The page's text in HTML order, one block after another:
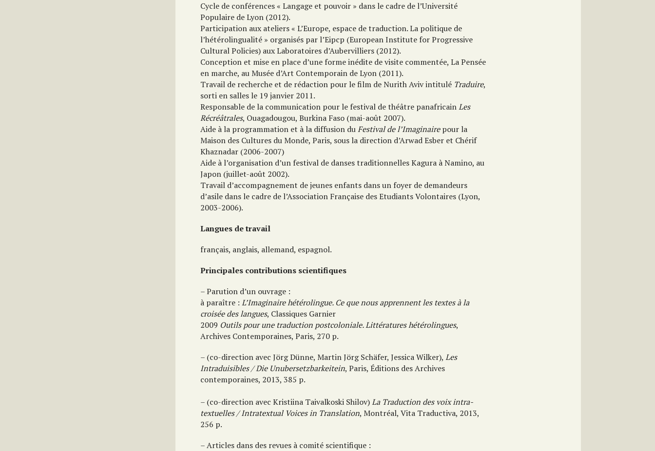
Cycle de conférences « Langage et pouvoir » dans le cadre de l’Université
Populaire de Lyon (2012).
Participation aux ateliers « L’Europe, espace de traduction. La politique de
l’hétérolingualité » organisés par l’Eipcp (European Institute for Progressive
Cultural Policies) aux Laboratoires d’Aubervilliers (2012).
Conception et mise en place d’une forme inédite de visite commentée, La Pensée
en marche, au Musée d’Art Contemporain de Lyon (2011).
Travail de recherche et de rédaction pour le film de Nurith Aviv intitulé Traduire,
sorti en salles le 19 janvier 2011.
Responsable de la communication pour le festival de théâtre panafricainLes
Récréâtrales, Ouagadougou, Burkina Faso (mai-août 2007).
Aide à la programmation et à la diffusion duFestival de l’Imaginairepour la
Maison des Cultures du Monde, Paris, sous la direction d’Arwad Esber et Chérif
Khaznadar (2006-2007)
Aide à l’organisation d’un festival de danses traditionnelles Kagura à Namino, au
Japon (juillet-août 2002).
Travail d’accompagnement de jeunes enfants dans un foyer de demandeurs
d’asile dans le cadre de l’Association Française des Etudiants Volontaires (Lyon,
2003-2006).
Langues de travail
français, anglais, allemand, espagnol.
Principales contributions scientifiques
– Parution d’un ouvrage :
à paraître :L’Imaginaire hétérolingue. Ce que nous apprennent les textes à la
croisée des langues, Classiques Garnier
2009 Outils pour une traduction postcoloniale. Littératures hétérolingues,
Archives Contemporaines, Paris, 270 p.
– (co-direction avec Jörg Dünne, Martin Jörg Schäfer, Jessica Wilker),Les
Intraduisibles / Die Unubersetzbarkeitein, Paris, Éditions des Archives
contemporaines, 2013, 385 p.
– (co-direction avec Kristiina Taivalkoski Shilov)La Traduction des voix intra-
textuelles / Intratextual Voices in Translation, Montréal, Vita Traductiva, 2013,
256 p.
– Articles dans des revues à comité scientifique :